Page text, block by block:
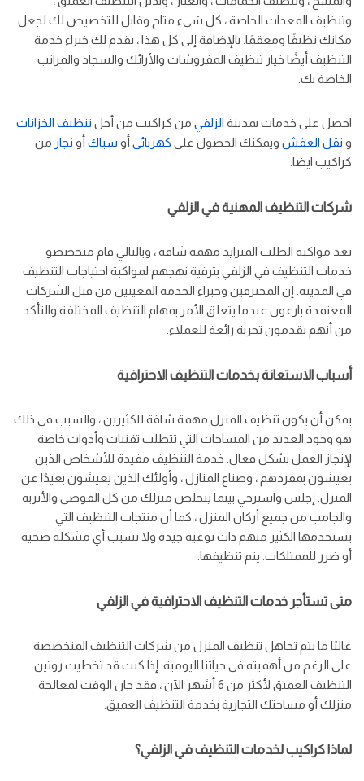
وتنظيف المعدات الخاصة ، كل شيء متاح وقابل للتخصيص لك لجعل
مكانك نظيفًا ومعقمًا. بالإضافة إلى كل هذا ، يقدم لك خبراء خدمة
التنظيف أيضًا خيار تنظيف المفروشات والأرائك والسجاد والمراتب
الخاصة بك.
احصل على خدمات بمدينة الزلفي من كراكيب من أجل تنظيف الخزانات
و نقل العفش ويمكنك الحصول على كهربائي أو سباك أو نجار من
كراكيب ايضا.
شركات التنظيف المهنية في الزلفي
تعد مواكبة الطلب المتزايد مهمة شاقة ، وبالتالي قام متخصصو
خدمات التنظيف في الزلفي بترقية نهجهم لمواكبة احتياجات التنظيف
في المدينة. إن المحترفين وخبراء الخدمة المعينين من قبل الشركات
المعتمدة بارعون عندما يتعلق الأمر بمهام التنظيف المختلفة والتأكد
من أنهم يقدمون تجربة رائعة للعملاء.
أسباب الاستعانة بخدمات التنظيف الاحترافية
يمكن أن يكون تنظيف المنزل مهمة شاقة للكثيرين ، والسبب في ذلك
هو وجود العديد من المساحات التي تتطلب تقنيات وأدوات خاصة
لإنجاز العمل بشكل فعال. خدمة التنظيف مفيدة للأشخاص الذين
يعيشون بمفردهم ، وصناع المنازل ، وأولئك الذين يعيشون بعيدًا عن
المنزل. إجلس واسترخي بينما يتخلص منزلك من كل الفوضى والأتربة
والجامب من جميع أركان المنزل ، كما أن منتجات التنظيف التي
يستخدمها الكثير منهم ذات نوعية جيدة ولا تسبب أي مشكلة صحية
أو ضرر للممتلكات. يتم تنظيفها.
متى تستأجر خدمات التنظيف الاحترافية في الزلفي
غالبًا ما يتم تجاهل تنظيف المنزل من شركات التنظيف المتخصصة
على الرغم من أهميته في حياتنا اليومية. إذا كنت قد تخطيت روتين
التنظيف العميق لأكثر من 6 أشهر الآن ، فقد حان الوقت لمعالجة
منزلك أو مساحتك التجارية بخدمة التنظيف العميق.
لماذا كراكيب لخدمات التنظيف في الزلفي؟